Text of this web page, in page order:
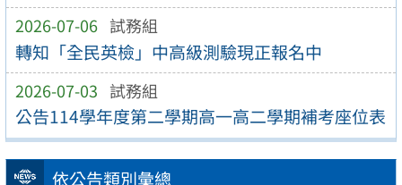
2026-07-06 試務組
轉知「全民英檢」中高級測驗現正報名中
2026-07-03 試務組
公告114學年度第二學期高一高二學期補考座位表
依公告類別彙總